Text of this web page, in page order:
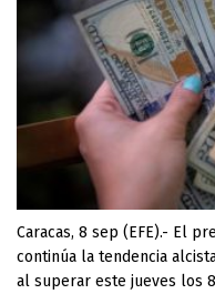
Caracas, 8 sep (EFE).- El
continúa la tendencia
al superar este jueves los